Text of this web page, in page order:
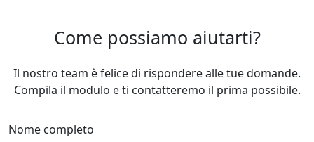
Come possiamo aiutarti?
Il nostro team è felice di rispondere alle tue domande.
Compila il modulo e ti contatteremo il prima possibile.
Nome completo